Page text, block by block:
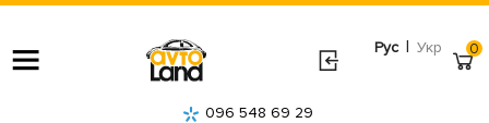
Рус | Укр
096 548 69 29
0